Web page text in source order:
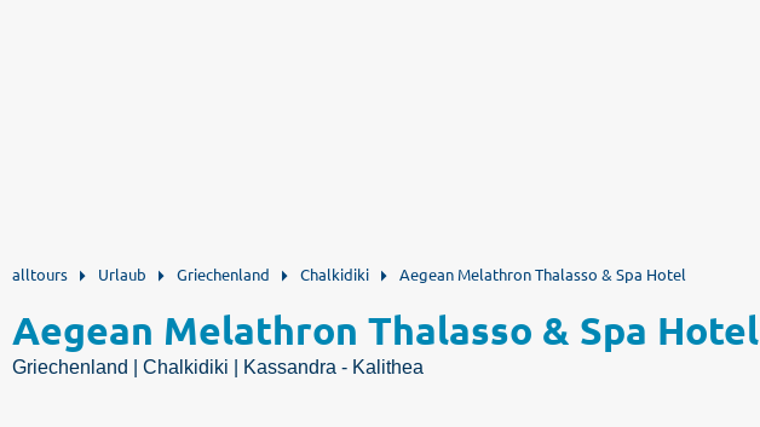
alltours Urlaub Griechenland Chalkidiki Aegean Melathron Thalasso & Spa Hotel
Aegean Melathron Thalasso & Spa Hotel
Griechenland | Chalkidiki | Kassandra - Kalithea